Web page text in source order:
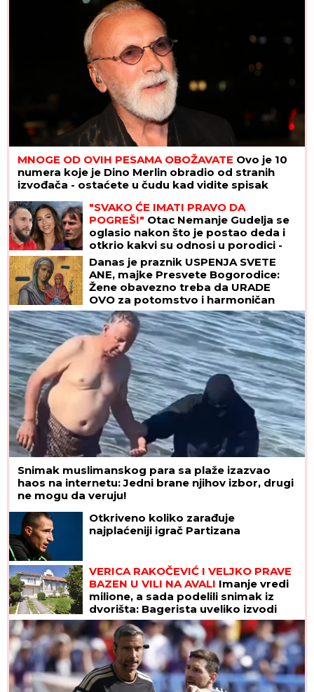
MNOGE OD OVIH PESAMA OBOŽAVATE Ovo je 10
numera koje je Dino Merlin obradio od stranih
izvođača - ostaćete u čudu kad vidite spisak
"SVAKO ĆE IMATI PRAVO DA
POGREŠI" Otac Nemanje Gudelja se
oglasio nakon što je postao deda i
otkrio kakvi su odnosi u porodici -
sad je sve jasno
Danas je praznik USPENJA SVETE
ANE, majke Presvete Bogorodice:
Žene obavezno treba da URADE
OVO za potomstvo i harmoničan
brak
Snimak muslimanskog para sa plaže izazvao
haos na internetu: Jedni brane njihov izbor, drugi
ne mogu da veruju!
Otkriveno koliko zarađuje
najplaćeniji igrač Partizana
VERICA RAKOČEVIĆ I VELJKO PRAVE
BAZEN U VILI NA AVALI Imanje vredi
milione, a sada podelili snimak iz
dvorišta: Bagerista uveliko izvodi
radove (Video)